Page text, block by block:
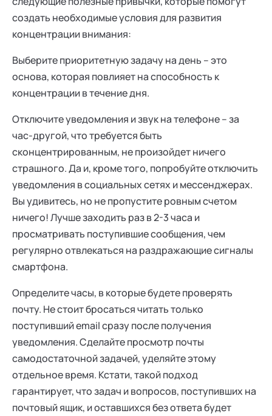
создать необходимые условия для развития
концентрации внимания:
Выберите приоритетную задачу на день – это
основа, которая повлияет на способность к
концентрации в течение дня.
Отключите уведомления и звук на телефоне – за
час-другой, что требуется быть
сконцентрированным, не произойдет ничего
страшного. Да и, кроме того, попробуйте отключить
уведомления в социальных сетях и мессенджерах.
Вы удивитесь, но не пропустите ровным счетом
ничего! Лучше заходить раз в 2-3 часа и
просматривать поступившие сообщения, чем
регулярно отвлекаться на раздражающие сигналы
смартфона.
Определите часы, в которые будете проверять
почту. Не стоит бросаться читать только
поступивший email сразу после получения
уведомления. Сделайте просмотр почты
самодостаточной задачей, уделяйте этому
отдельное время. Кстати, такой подход
гарантирует, что задач и вопросов, поступивших на
почтовый ящик, и оставшихся без ответа будет